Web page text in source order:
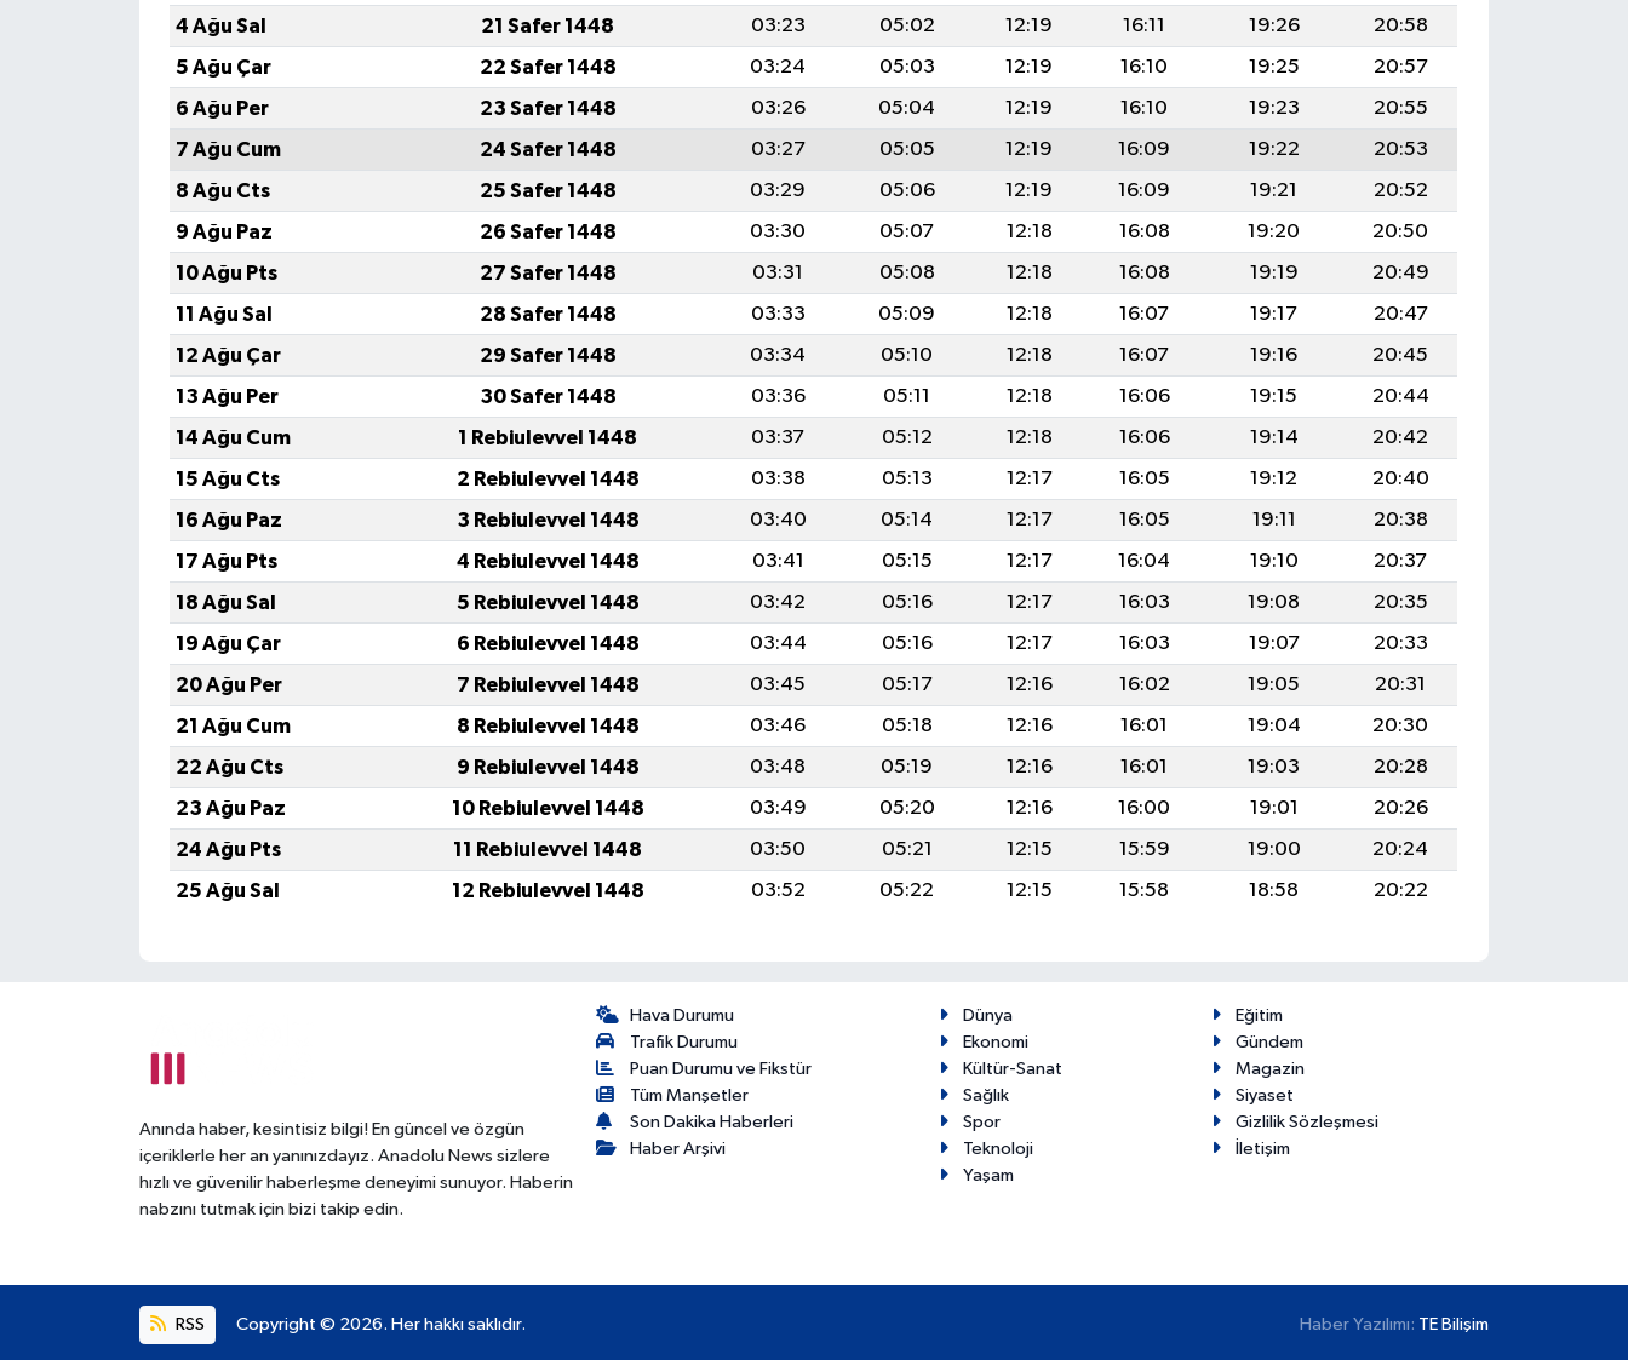
4 Ağu Sal
21 Safer 1448 03:23 05:02 12:19 16:11 19:26
20:58
5 Ağu Çar
22 Safer 1448 03:24 05:03 12:19 16:10 19:25
20:57
6 Ağu Per
23 Safer 1448 03:26 05:04 12:19 16:10 19:23
20:55
7 Ağu Cum
24 Safer 1448 03:27 05:05 12:19 16:09 19:22
20:53
8 Ağu Cts
25 Safer 1448 03:29 05:06 12:19 16:09 19:21
20:52
9 Ağu Paz
26 Safer 1448 03:30 05:07 12:18 16:08 19:20
20:50
10 Ağu Pts
27 Safer 1448 03:31 05:08 12:18 16:08 19:19
20:49
11 Ağu Sal
28 Safer 1448 03:33 05:09 12:18 16:07 19:17
20:47
12 Ağu Çar
29 Safer 1448 03:34 05:10 12:18 16:07 19:16
20:45
13 Ağu Per
30 Safer 1448 03:36 05:11 12:18 16:06 19:15
20:44
14 Ağu Cum
1 Rebiulevvel 1448 03:37 05:12 12:18 16:06 19:14
20:42
15 Ağu Cts
2 Rebiulevvel 1448 03:38 05:13 12:17 16:05 19:12
20:40
16 Ağu Paz
3 Rebiulevvel 1448 03:40 05:14 12:17 16:05 19:11
20:38
17 Ağu Pts
4 Rebiulevvel 1448 03:41 05:15 12:17 16:04 19:10
20:37
18 Ağu Sal
5 Rebiulevvel 1448 03:42 05:16 12:17 16:03 19:08
20:35
19 Ağu Çar
6 Rebiulevvel 1448 03:44 05:16 12:17 16:03 19:07
20:33
20 Ağu Per
7 Rebiulevvel 1448 03:45 05:17 12:16 16:02 19:05
20:31
21 Ağu Cum
8 Rebiulevvel 1448 03:46 05:18 12:16 16:01 19:04
20:30
22 Ağu Cts
9 Rebiulevvel 1448 03:48 05:19 12:16 16:01 19:03
20:28
23 Ağu Paz
10 Rebiulevvel 1448 03:49 05:20 12:16 16:00 19:01
20:26
24 Ağu Pts
11 Rebiulevvel 1448 03:50 05:21 12:15 15:59 19:00
20:24
25 Ağu Sal
12 Rebiulevvel 1448 03:52 05:22 12:15 15:58 18:58 20:22
Anında haber, kesintisiz bilgi! En güncel ve özgün
içeriklerle her an yanınızdayız. Anadolu News sizlere
hızlı ve güvenilir haberleşme deneyimi sunuyor. Haberin
nabzını tutmak için bizi takip edin.
Hava Durumu
Trafik Durumu
Puan Durumu ve Fikstür
Tüm Manşetler
Son Dakika Haberleri
Haber Arşivi
Dünya
Eğitim
Ekonomi
Gündem
Kültür-Sanat
Magazin
Sağlık
Siyaset
Spor
Gizlilik Sözleşmesi
Teknoloji
İletişim
Yaşam
RSS Copyright © 2026. Her hakkı saklıdır. Haber Yazılımı: TE Bilişim